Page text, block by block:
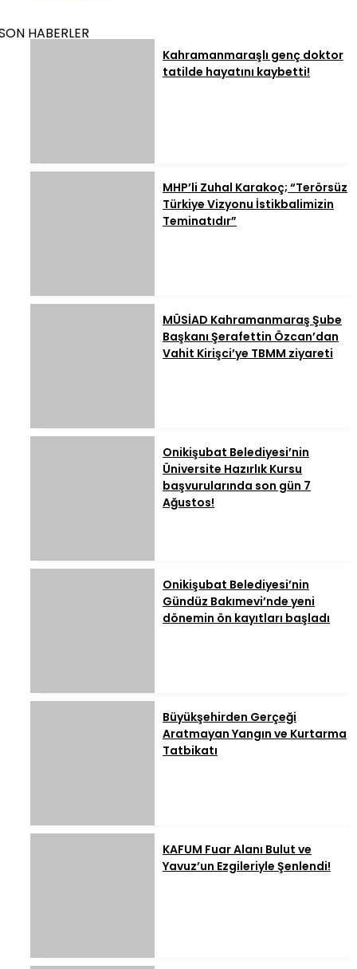
HABERLER
Kahramanmaraşlı genç doktor
tatilde hayatını kaybetti!
MHP’li Zuhal Karakoç; “Terörsüz
Türkiye Vizyonu İstikbalimizin
Teminatıdır”
MÜSİAD Kahramanmaraş Şube
Başkanı Şerafettin Özcan’dan
Vahit Kirişci’ye TBMM ziyareti
Onikişubat Belediyesi’nin
Üniversite Hazırlık Kursu
başvurularında son gün 7
Ağustos!
Onikişubat Belediyesi’nin
Gündüz Bakımevi’nde yeni
dönemin ön kayıtları başladı
Büyükşehirden Gerçeği
Aratmayan Yangın ve Kurtarma
Tatbikatı
KAFUM Fuar Alanı Bulut ve
Yavuz’un Ezgileriyle Şenlendi!